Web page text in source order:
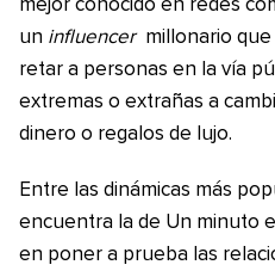
mejor conocido en redes
un influencer millonario
retar a personas en la vía
extremas o extrañas a
dinero o regalos de lujo.
Entre las dinámicas más
encuentra la de Un minuto
en poner a prueba las